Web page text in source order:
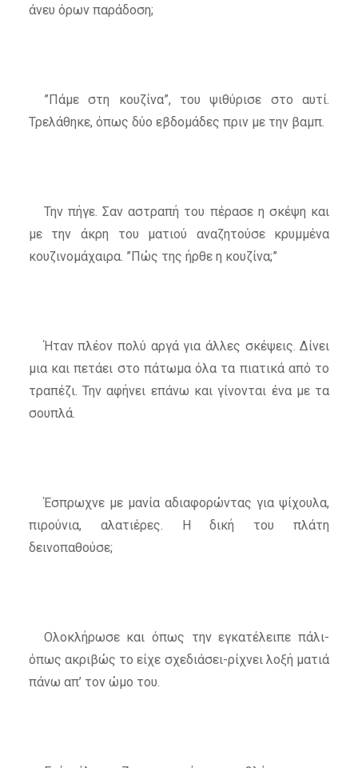
άνευ όρων παράδοση;
”Πάμε στη κουζίνα”, του ψιθύρισε στο αυτί.
Τρελάθηκε, όπως δύο εβδομάδες πριν με την βαμπ.
Την πήγε. Σαν αστραπή του πέρασε η σκέψη και
με την άκρη του ματιού αναζητούσε κρυμμένα
κουζινομάχαιρα. ”Πώς της ήρθε η κουζίνα;”
Ήταν πλέον πολύ αργά για άλλες σκέψεις. Δίνει
μια και πετάει στο πάτωμα όλα τα πιατικά από το
τραπέζι. Την αφήνει επάνω και γίνονται ένα με τα
σουπλά.
Έσπρωχνε με μανία αδιαφορώντας για ψίχουλα,
πιρούνια, αλατιέρες. Η δική του πλάτη
δεινοπαθούσε;
Ολοκλήρωσε και όπως την εγκατέλειπε πάλι-
όπως ακριβώς το είχε σχεδιάσει-ρίχνει λοξή ματιά
πάνω απ’ τον ώμο του.